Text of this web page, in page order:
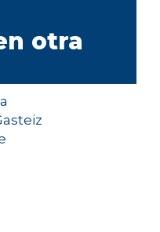
otra